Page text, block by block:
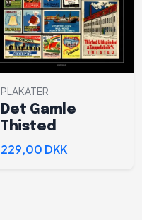
PLAKATER
Det Gamle
Thisted
229,00 DKK